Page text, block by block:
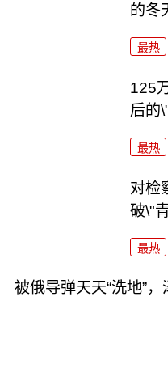
的冬
最热
125
后的
最热
对检
破\"
最热
被俄导弹天天“洗地”